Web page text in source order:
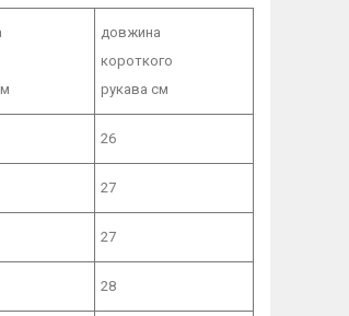
довжина
короткого
рукава см
26
27
27
28